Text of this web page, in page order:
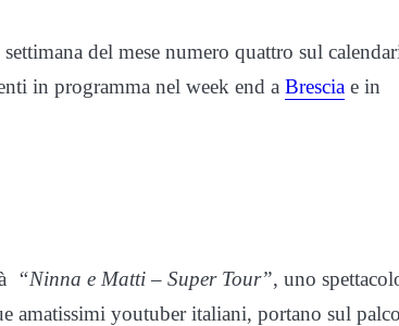
del mese numero quattro sul
in programma nel week end a Brescia e in
“Ninna e Matti – Super Tour”, uno
amatissimi youtuber italiani, portano sul